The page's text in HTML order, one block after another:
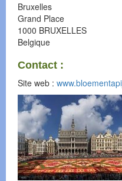
Bruxelles
Grand Place
1000 BRUXELLES
Belgique
Contact :
Site web :